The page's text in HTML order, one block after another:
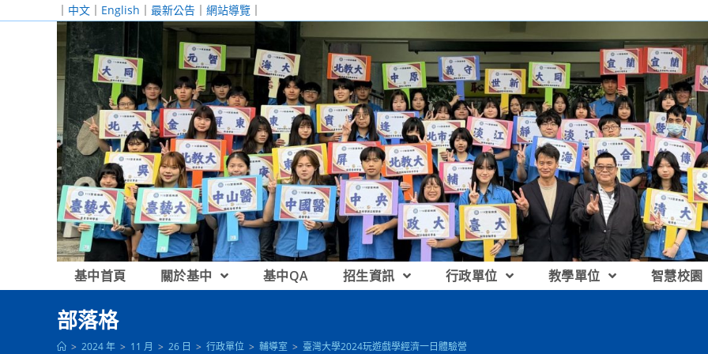
｜ 中文 ｜ English ｜ 最新公告 ｜ 網站導覽 ｜
基中首頁 關於基中 基中QA 招生資訊 行政單位 教學單位 智慧校園
部落格
> 2024 年 > 11 月 > 26 日 > 行政單位 > 輔導室 > 臺灣大學2024玩遊戲學經濟一日體驗營